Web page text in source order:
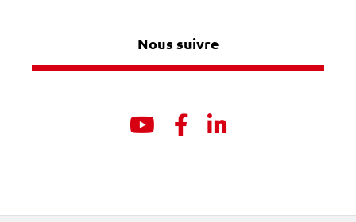
Nous suivre
YoutubeFacebook
Linkedin